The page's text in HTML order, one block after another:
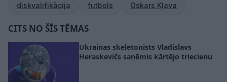
diskvalifikācija futbols Oskars Kļava
CITS NO ŠĪS TĒMAS
Ukrainas skeletonists Vladislavs
Heraskevičs saņēmis kārtējo triecienu